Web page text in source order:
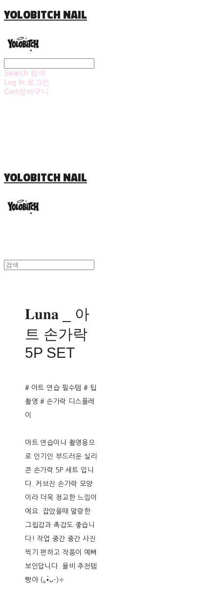
YOLOBITCH NAIL
Search 검색
Log In 로그인
Cart장바구니
YOLOBITCH NAIL
𝐋𝐮𝐧𝐚 _ 아
트 손가락
5P SET
# 아트 연습 필수템 # 팁
촬영 # 손가락 디스플레
이
아트 연습이나 촬영용으
로 인기인 부드러운 실리
콘 손가락 5P 세트 입니
다. 커브진 손가락 모양
이라 더욱 정교한 느낌이
에요. 잡았을때 말랑한
그립감과 촉감도 좋습니
다! 작업 중간 중간 사진
찍기 편하고 작품이 예뻐
보인답니다. 욜비 추천템
빵야 (｡•̀ᴗ-)✧